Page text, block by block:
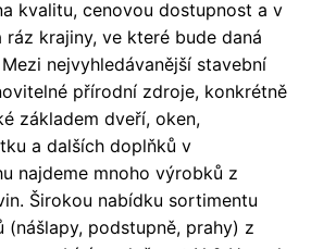
kvalitu, cenovou dostupnost a v
ráz krajiny, ve které bude daná
nejvyhledávanější stavební
přírodní zdroje, konkrétně
základem dveří, oken,
a dalších doplňků v
najdeme mnoho výrobků z
Širokou nabídku sortimentu
(nášlapy, podstupně, prahy) z